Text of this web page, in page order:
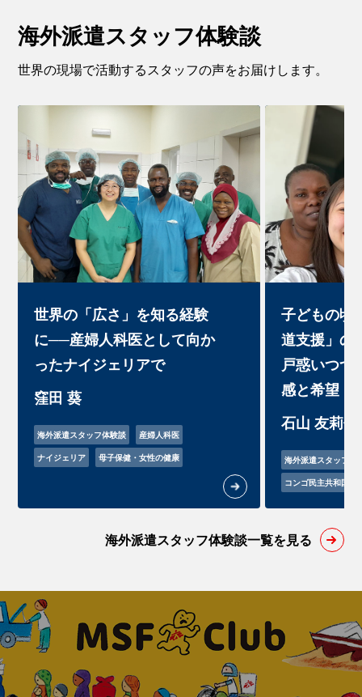
海外派遣スタッフ体験談
世界の現場で活動するスタッフの声をお届けします。
世界の「広さ」を知る経験
に──産婦人科医として向か
ったナイジェリアで
窪田 葵
海外派遣スタッフ体験談
産婦人科医
ナイジェリア
母子保健・女性の健康
子どもの頃
道支援」
戸惑いつつ
感と希望
石山 友莉佳
海外派遣スタッフ体
コンゴ民主共和国
海外派遣スタッフ体験談一覧を見る